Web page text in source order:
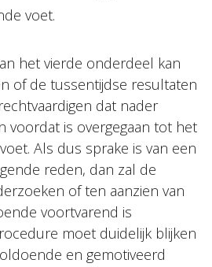
voet.
het vierde onderdeel kan
of de tussentijdse resultaten
dat nader
voordat is overgegaan tot het
Als dus sprake is van een
reden, dan zal de
of ten aanzien van
voortvarend is
moet duidelijk blijken
en gemotiveerd